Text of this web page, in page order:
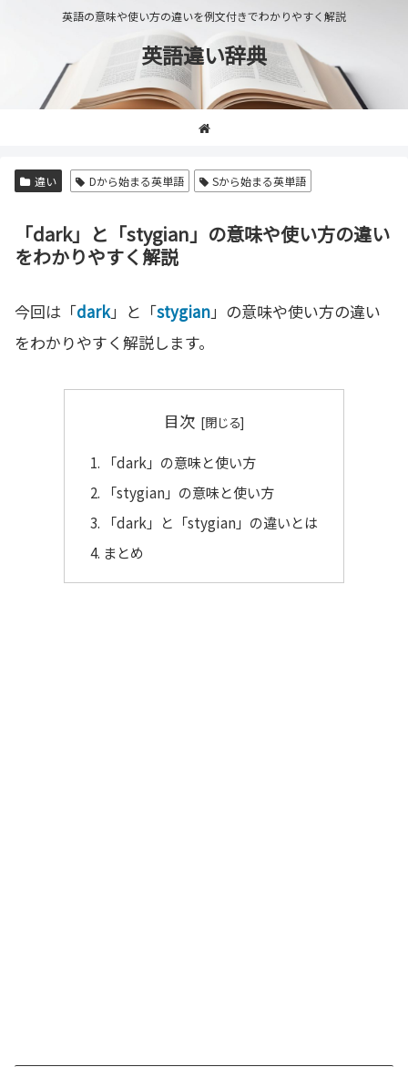
英語の意味や使い方の違いを例文付きでわかりやすく解説
英語違い辞典
違い Dから始まる英単語 Sから始まる英単語
「dark」と「stygian」の意味や使い方の違い
をわかりやすく解説
今回は「dark」と「stygian」の意味や使い方の違い
をわかりやすく解説します。
目次
「dark」の意味と使い方
「stygian」の意味と使い方
「dark」と「stygian」の違いとは
まとめ